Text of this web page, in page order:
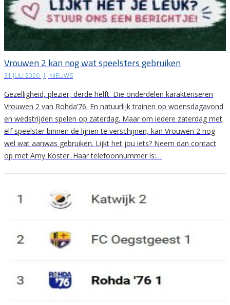
Vrouwen 2 kan nog wat speelsters gebruiken
31 JULI 2026 | NIEUWS
Gezelligheid, plezier, derde helft. Die onderdelen karakteriseren
Vrouwen 2 van Rohda’76. En natuurlijk trainen op woensdagavond
en wedstrijden spelen op zaterdag. Maar om iedere zaterdag met
elf speelster binnen de lijnen te verschijnen, kan Vrouwen 2 nog
wel wat aanwas gebruiken. Lijkt het jou iets? Neem dan contact
op met Amy Koster. Haar telefoonnummer is:…